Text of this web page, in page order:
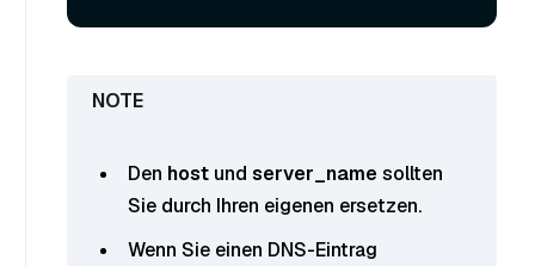
Den host und server_namesollten
Sie durch Ihren eigenen ersetzen.
Wenn Sie einen DNS-Eintrag